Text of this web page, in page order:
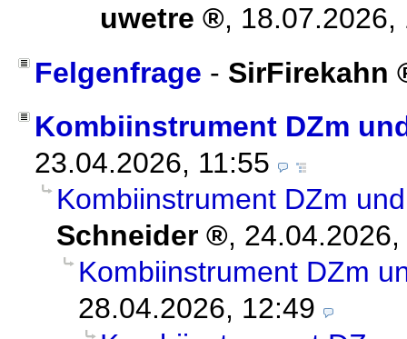
uwetre
, 18.07.2026,
Felgenfrage - SirFirekahn
Kombiinstrument DZm
23.04.2026, 11:55
Kombiinstrument DZm
Schneider
,
Kombiinstrument DZm
28.04.2026, 12:49